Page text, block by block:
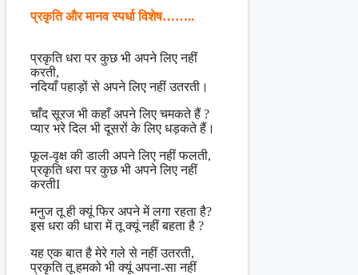
प्रकृति और मानव स्पर्धा विशेष……..
प्रकृति धरा पर कुछ भी अपने लिए नहीं
करती,
नदियाँ पहाड़ों से अपने लिए नहीं उतरती।
चाँद सूरज भी कहाँ अपने लिए चमकते हैं ?
प्यार भरे दिल भी दूसरों के लिए धड़कते हैं।
फूल-वृक्ष की डाली अपने लिए नहीं फलती,
प्रकृति धरा पर कुछ भी अपने लिए नहीं
करतीI
मनुज तू ही क्यूं फिर अपने में लगा रहता है?
इस धरा की धारा में तू क्यूं नहीं बहता है ?
यह एक बात है मेरे गले से नहीं उतरती,
प्रकृति तू हमको भी क्यूं अपना-सा नहीं